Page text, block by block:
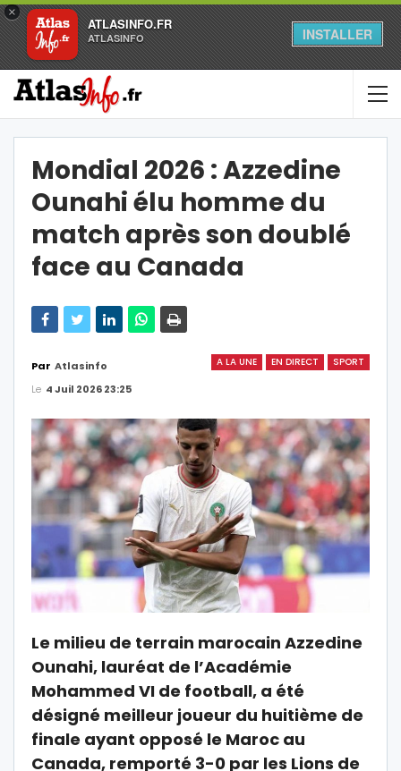
×
ATLASINFO.FR
ATLASINFO INSTALLER
Mondial 2026 : Azzedine
Ounahi élu homme du
match après son doublé
face au Canada
A LA UNE EN DIRECT SPORT
Par Atlasinfo
Le 4 Juil 2026 23:25
Le milieu de terrain marocain Azzedine
Ounahi, lauréat de l’Académie
Mohammed VI de football, a été
désigné meilleur joueur du huitième de
finale ayant opposé le Maroc au
Canada, remporté 3-0 par les Lions de